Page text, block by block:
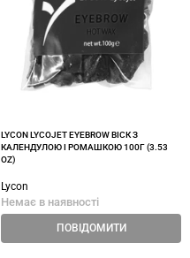
LYCON LYCOJET EYEBROW ВІСК З
КАЛЕНДУЛОЮ І РОМАШКОЮ 100Г (3.53
OZ)
Lycon
Немає в наявності
ПОВІДОМИТИ